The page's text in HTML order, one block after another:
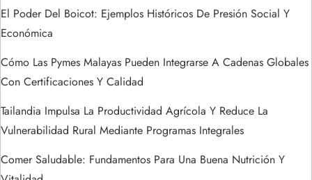
a
s
El Poder Del Boicot: Ejemplos Históricos De Presión Social Y
Económica
Cómo Las Pymes Malayas Pueden Integrarse A Cadenas Globales
Con Certificaciones Y Calidad
Tailandia Impulsa La Productividad Agrícola Y Reduce La
Vulnerabilidad Rural Mediante Programas Integrales
Comer Saludable: Fundamentos Para Una Buena Nutrición Y